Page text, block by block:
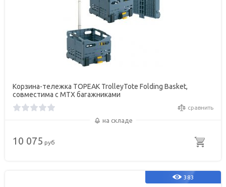
Корзина-тележка TOPEAK TrolleyTote Folding Basket,
совместима с MTX багажниками
сравнить
на складе
10 075 руб
383